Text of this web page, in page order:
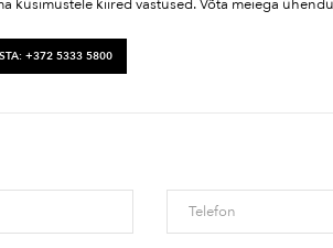
küsimustele kiired vastused. Võta meiega
+372 5333 5800